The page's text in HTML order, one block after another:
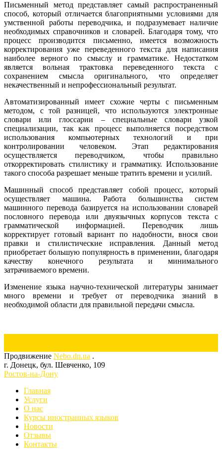
Письменный метод представляет самый распространенный
способ, который отличается благоприятными условиями для
умственной работы переводчика, и подразумевает наличие
необходимых справочников и словарей. Благодаря тому, что
процесс производится письменно, имеется возможность
корректирования уже переведенного текста для написания
наиболее верного по смыслу и грамматике. Недостатком
является вольная трактовка переведенного текста с
сохранением смысла оригинального, что определяет
некачественный и непрофессиональный результат.
Автоматизированный имеет схожие черты с письменным
методом, с той разницей, что используются электронные
словари или глоссарии – специальные словари узкой
специализации, так как процесс выполняется посредством
использования компьютерных технологий и при
контролировании человеком. Этап редактирования
осуществляется переводчиком, чтобы правильно
откорректировать стилистику и грамматику. Использование
такого способа разрешает меньше тратить времени и усилий.
Машинный способ представляет собой процесс, который
осуществляет машина. Работа большинства систем
машинного перевода базируется на использовании словарей
пословного перевода или двуязычных корпусов текста с
грамматической информацией. Переводчик лишь
корректирует готовый вариант по надобности, внося свои
правки и стилистические исправления. Данный метод
приобретает большую популярность в применении, благодаря
качеству конечного результата и минимального
затрачиваемого времени.
Изменение языка научно-технической литературы занимает
много времени и требует от переводчика знаний в
необходимой области для правильной передачи смысла.
Продвижение Nebo.dn.ua .
г. Донецк, бул. Шевченко, 109
Ростов-на-Дону
Главная
Услуги
О нас
Курсы иностранных языков
Новости
Отзывы
Контакты